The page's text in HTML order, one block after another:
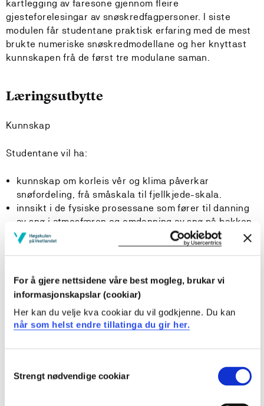
For å gjere nettsidene våre best mogleg, brukar vi
informasjonskapslar (cookiar)
Her kan du velje kva cookiar du vil godkjenne. Du kan
når som helst endre tillatinga du gir her.
Selection
Strengt nødvendige cookiar
kartlegging av faresone gjennom fleire
gjesteforelesingar av snøskredfagpersoner. I siste
modulen får studentane praktisk erfaring med de mest
brukte numeriske snøskredmodellane og her knyttast
kunnskapen frå de først tre modulane saman.
Læringsutbytte
Kunnskap
Studentane vil ha:
kunnskap om korleis vêr og klima påverkar
snøfordeling, frå småskala til fjellkjede-skala.
innsikt i de fysiske prosessane som fører til danning
av snø i atmosfæren og omdanning av snø på bakken.
kunnskap om ulike typar snøskred og skreddannings-
førebygging
Ferdigheiter
Studentane kan:
kornstorleik, kornform, hardheit, tettheit og